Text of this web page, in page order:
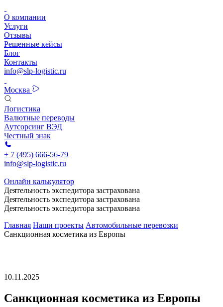
О компании
Услуги
Отзывы
Решенные кейсы
Блог
Контакты
info@slp-logistic.ru
Москва
Логистика
Валютные переводы
Аутсорсинг ВЭД
Честный знак
+ 7 (495) 666-56-79
info@slp-logistic.ru
Онлайн калькулятор
Деятельность экспедитора застрахована
Деятельность экспедитора застрахована
Деятельность экспедитора застрахована
Главная Наши проекты Автомобильные перевозки
Санкционная косметика из Европы
10.11.2025
Санкционная косметика из Европы